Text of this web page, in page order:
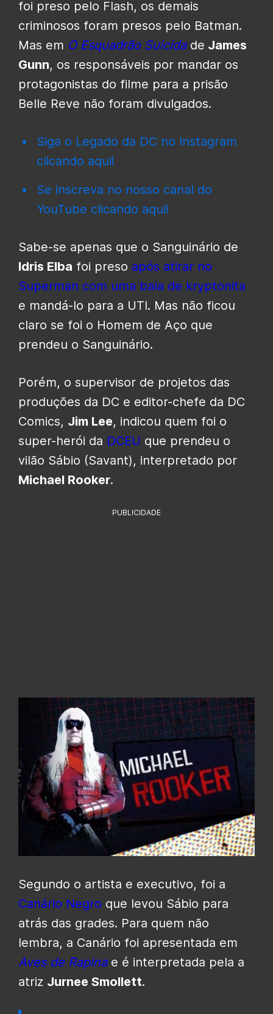
foi preso pelo Flash, os demais
criminosos foram presos pelo Batman.
Mas em O Esquadrão Suicidade James
Gunn, os responsáveis por mandar os
protagonistas do filme para a prisão
Belle Reve não foram divulgados.
Siga o Legado da DC no Instagram
clicando aqui!
Se inscreva no nosso canal do
YouTube clicando aqui!
Sabe-se apenas que o Sanguinário de
Idris Elba foi preso após atirar no
Superman com uma bala de kryptonita
e mandá-lo para a UTI. Mas não ficou
claro se foi o Homem de Aço que
prendeu o Sanguinário.
Porém, o supervisor de projetos das
produções da DC e editor-chefe da DC
Comics, Jim Lee, indicou quem foi o
super-herói da DCEU que prendeu o
vilão Sábio (Savant), interpretado por
Michael Rooker.
PUBLICIDADE
Segundo o artista e executivo, foi a
Canário Negro que levou Sábio para
atrás das grades. Para quem não
lembra, a Canário foi apresentada em
Aves de Rapinae é interpretada pela a
atriz Jurnee Smollett.